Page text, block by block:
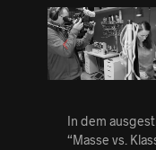
In dem
“Masse vs.